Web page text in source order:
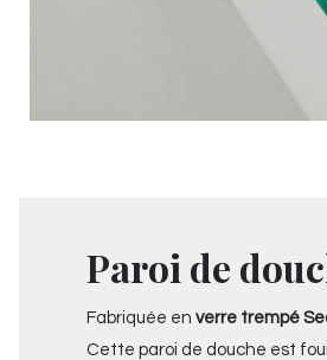
Paroi de
Fabriquée en verre trempé
Cette paroi de douche est